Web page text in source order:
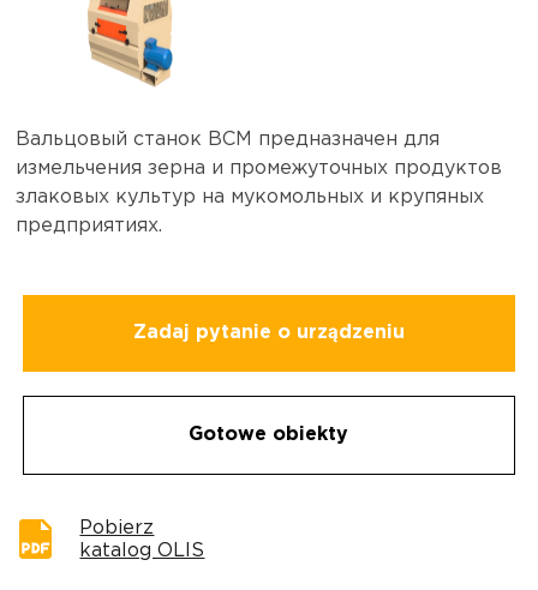
Вальцовый станок ВСМ предназначен для
измельчения зерна и промежуточных продуктов
злаковых культур на мукомольных и крупяных
предприятиях.
Zadaj pytanie o urządzeniu
Gotowe obiekty
Pobierz
katalog OLIS